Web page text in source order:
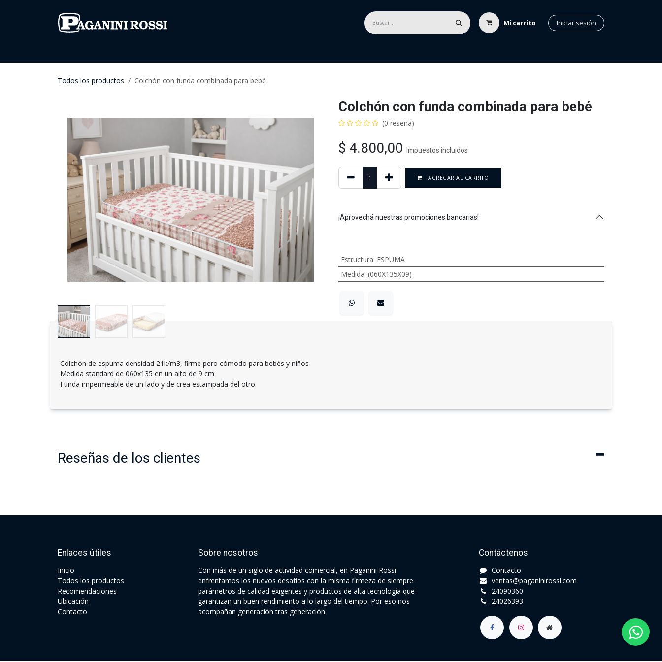
Mi carrito Iniciar sesión
Todos los productos Colchón con funda combinada para bebé
Colchón con funda combinada para bebé
(0 reseña)
$ 4.800,00 Impuestos incluidos
AGREGAR AL CARRITO
¡Aprovechá nuestras promociones bancarias!
Estructura: ESPUMA
Medida: (060X135X09)
Colchón de espuma densidad 21k/m3, firme pero cómodo para bebés y niños
Medida standard de 060x135 en un alto de 9 cm
Funda impermeable de un lado y de crea estampada del otro.
Reseñas de los clientes
Enlaces útiles
Ini​cio
Todos los productos
Recomendaciones
Ubicación
Contacto
Sobre nosotros
Con más de un siglo de actividad comercial, en Paganini Rossi
enfrentamos los nuevos desafíos con la misma firmeza de siempre:
parámetros de calidad exigentes y productos de alta tecnología que
garantizan un buen rendimiento a lo largo del tiempo. Por eso nos
acompañan generación tras generación.
Contáctenos
Contacto​
ventas@paganinirossi.com
24090360​
24026393